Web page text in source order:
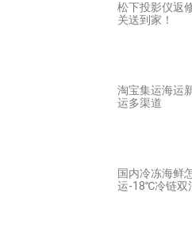
松下投影仪返
关送到家！
淘宝集运海运
运多渠道
国内冷冻海鲜
运-18℃冷链双